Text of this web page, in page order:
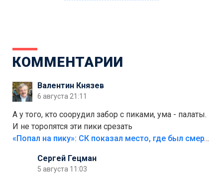
КОММЕНТАРИИ
Валентин Князев
6 августа 21:11
А у того, кто соорудил забор с пиками, ума - палаты.
И не торопятся эти пики срезать
«Попал на пику»: СК показал место, где был смертельно травмирован ребенок в Тольятти
Сергей Гецман
5 августа 11:03